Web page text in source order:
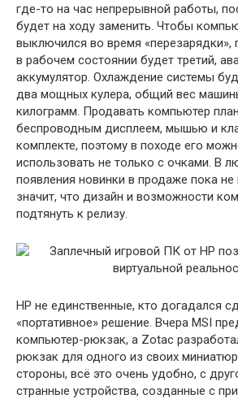
где-то на час непрерывной работы,
будет на ходу заменить. Чтобы
выключился во время «перезарядки»,
в рабочем состоянии будет третий,
аккумулятор. Охлаждение системы
два мощных кулера, общий вес
килограмм. Продавать компьютер
беспроводным дисплеем, мышью и
комплекте, поэтому в походе его
использовать не только с очками. В
появления новинки в продаже пока не
значит, что дизайн и возможности
подтянуть к релизу.
HP не единственные, кто догадался
«портативное» решение. Вчера MSI
компьютер-рюкзак, а Zotac
рюкзак для одного из своих
стороны, всё это очень удобно, с
странные устройства, созданные с